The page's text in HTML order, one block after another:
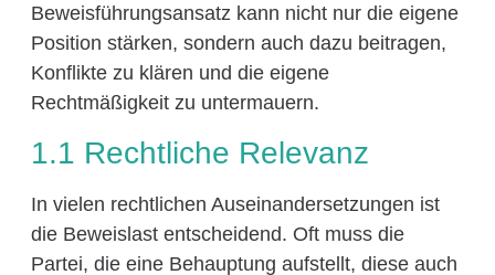
Beweisführungsansatz kann nicht nur die eigene
Position stärken, sondern auch dazu beitragen,
Konflikte zu klären und die eigene
Rechtmäßigkeit zu untermauern.
1.1 Rechtliche Relevanz
In vielen rechtlichen Auseinandersetzungen ist
die Beweislast entscheidend. Oft muss die
Partei, die eine Behauptung aufstellt, diese auch